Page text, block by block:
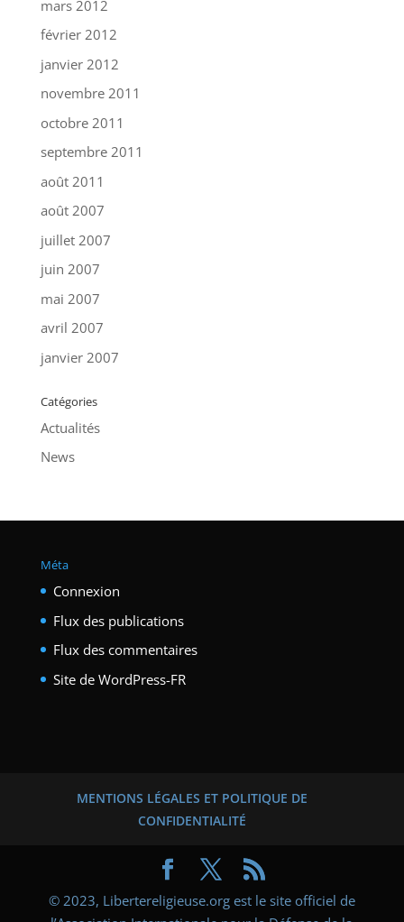
mars 2012
février 2012
janvier 2012
novembre 2011
octobre 2011
septembre 2011
août 2011
août 2007
juillet 2007
juin 2007
mai 2007
avril 2007
janvier 2007
Catégories
Actualités
News
Méta
Connexion
Flux des publications
Flux des commentaires
Site de WordPress-FR
MENTIONS LÉGALES ET POLITIQUE DE
CONFIDENTIALITÉ
© 2023, Libertereligieuse.org est le site officiel de